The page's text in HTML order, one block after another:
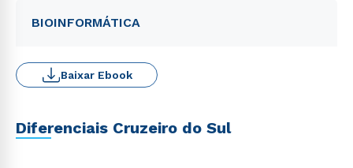
BIOINFORMÁTICA
Baixar Ebook
Diferenciais Cruzeiro do Sul